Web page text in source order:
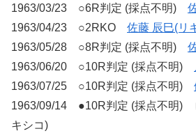
1963/03/23 ○6R判定 (採点不明)
1963/04/23 ○2RKO 佐藤 辰巳(リ
1963/05/28 ○8R判定 (採点不明)
1963/06/20 ○10R判定 (採点不明)
1963/07/25 ○10R判定 (採点不明)
1963/09/14 ●10R判定 (採点不明)
キシコ)